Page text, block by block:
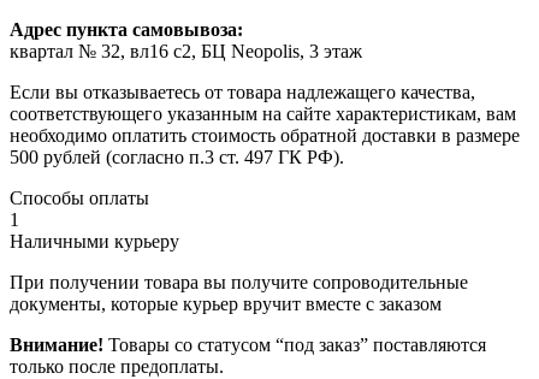
Адрес пункта самовывоза:
квартал № 32, вл16 с2, БЦ Neopolis, 3 этаж
Если вы отказываетесь от товара надлежащего качества,
соответствующего указанным на сайте характеристикам, вам
необходимо оплатить стоимость обратной доставки в размере
500 рублей (согласно п.3 ст. 497 ГК РФ).
Способы оплаты
1
Наличными курьеру
При получении товара вы получите сопроводительные
документы, которые курьер вручит вместе с заказом
Внимание! Товары со статусом “под заказ” поставляются
только после предоплаты.